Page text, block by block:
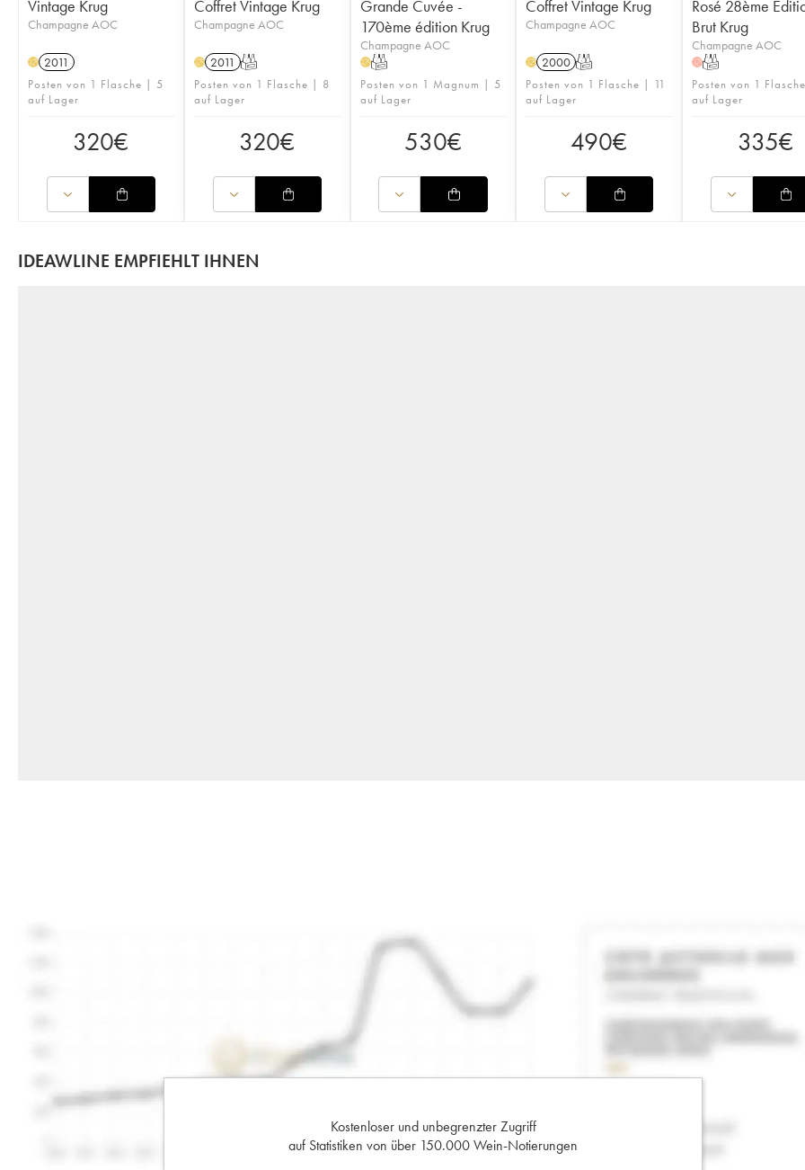
Vintage Krug
Champagne AOC
H 2011
Posten von 1 Flasche | 5
auf Lager
320€
Coffret Vintage Krug
Champagne AOC
H 2011 T
Posten von 1 Flasche | 8
auf Lager
320€
Grande Cuvée -
170ème édition Krug
Champagne AOC
HT
Posten von 1 Magnum | 5
auf Lager
530€
Coffret Vintage Krug
Champagne AOC
H 2000 T
Posten von 1 Flasche | 11
auf Lager
490€
Rosé 28ème
Brut Krug
Champagne AOC
HT
Posten von 1
auf Lager
335€
IDEAWLINE EMPFIEHLT IHNEN
Kostenloser und unbegrenzter Zugriff
auf Statistiken von über 150.000 Wein-Notierungen